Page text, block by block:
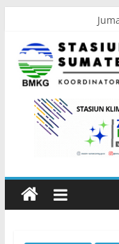
content